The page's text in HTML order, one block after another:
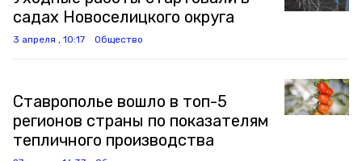
садах Новоселицкого округа
3 апреля , 10:17 Общество
Ставрополье вошло в топ-5
регионов страны по показателям
тепличного производства